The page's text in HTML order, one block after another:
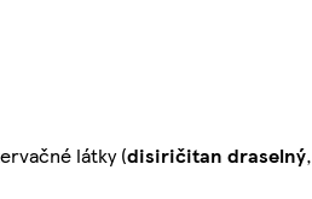
látky (disiričitan draselný,